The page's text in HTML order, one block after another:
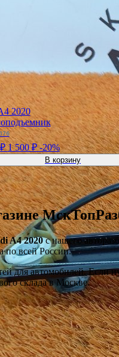
2020
₽1 500 ₽-20%
В корзину
A4 2020с нашего
по всей России.
для автомобилей. Если
склада в Москве.